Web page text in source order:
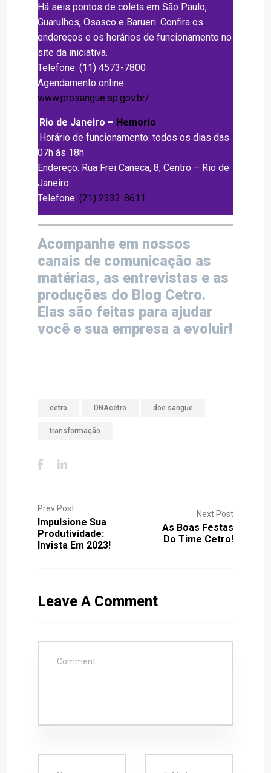
Há seis pontos de coleta em São Paulo,
Guarulhos, Osasco e Barueri. Confira os
endereços e os horários de funcionamento no
site da iniciativa.
Telefone: (11) 4573-7800
Agendamento online:
www.prosangue.sp.gov.br/
Rio de Janeiro – Hemorio
Horário de funcionamento: todos os dias das
07h às 18h
Endereço: Rua Frei Caneca, 8, Centro – Rio de
Janeiro
Telefone: (21) 2332-8611
Acompanhe em nossos
canais de comunicação as
matérias, as entrevistas e as
produções do Blog Cetro.
Elas são feitas para ajudar
você e sua empresa a evoluir!
cetro DNAcetro doe sangue
transformação
Prev Post
Impulsione Sua
Produtividade:
Invista Em 2023!
Next Post
As Boas Festas
Do Time Cetro!
Leave A Comment